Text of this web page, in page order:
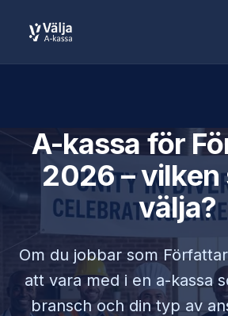
A-kassa för
2026 – vilken
välja?
Om du jobbar som
att vara med i en a-kassa
bransch och din typ av